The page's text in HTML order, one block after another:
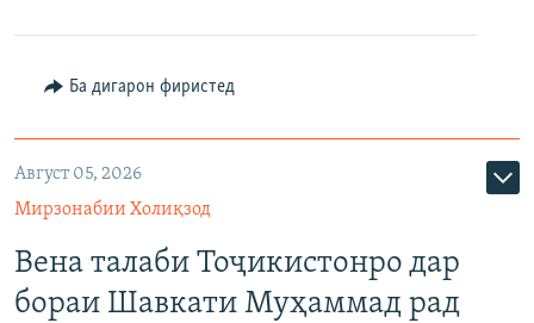
Ба дигарон фиристед
Август 05, 2026
Мирзонабии Холиқзод
Вена талаби Тоҷикистонро дар
бораи Шавкати Муҳаммад рад